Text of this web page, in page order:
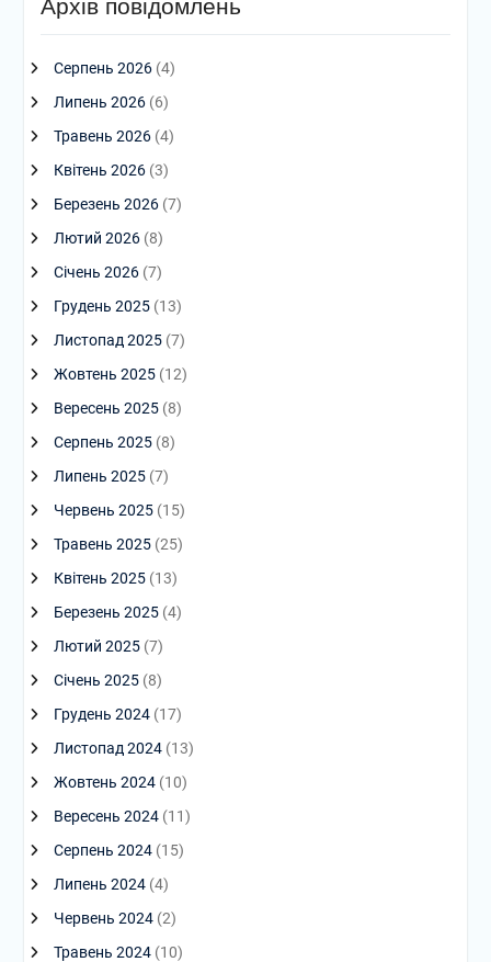
Архів повідомлень
Серпень 2026(4)
Липень 2026(6)
Травень 2026(4)
Квітень 2026(3)
Березень 2026(7)
Лютий 2026(8)
Січень 2026(7)
Грудень 2025(13)
Листопад 2025(7)
Жовтень 2025(12)
Вересень 2025(8)
Серпень 2025(8)
Липень 2025(7)
Червень 2025(15)
Травень 2025(25)
Квітень 2025(13)
Березень 2025(4)
Лютий 2025(7)
Січень 2025(8)
Грудень 2024(17)
Листопад 2024(13)
Жовтень 2024(10)
Вересень 2024(11)
Серпень 2024(15)
Липень 2024(4)
Червень 2024(2)
Травень 2024(10)